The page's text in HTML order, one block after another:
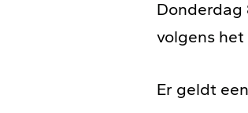
Donderdag
volgens
Er geldt een